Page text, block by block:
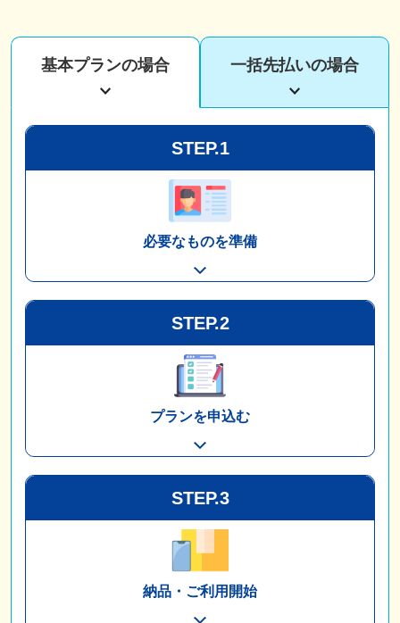
基本プランの場合 一括先払いの場合
STEP.1
必要なものを準備
STEP.2
プランを申込む
STEP.3
納品・ご利用開始